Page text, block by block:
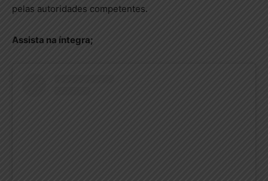
pelas autoridades competentes.
Assista na íntegra;